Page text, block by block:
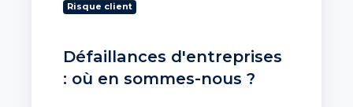
Risque client
Défaillances d'entreprises
: où en sommes-nous ?